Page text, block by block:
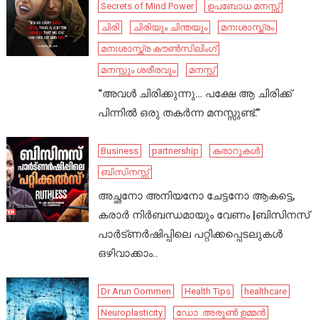
Secrets of Mind Power
ഉപബോധ മനസ്സ്
ചിരി
ചിരിയും ചിന്തയും
മനഃശാസ്ത്രം
മനഃശാസ്ത്ര കൗൺസിലിംഗ്
മനസ്സും ശരീരവും
മനസ്സ്
“അവൾ ചിരിക്കുന്നു… പക്ഷേ ആ ചിരിക്ക്
പിന്നിൽ ഒരു തകർന്ന മനസ്സുണ്ട്.”
Business partnership
കരാറുകൾ
ബിസിനസ്സ്
അച്ഛനോ അനിയനോ ചേട്ടനോ ആകട്ടെ,
കരാർ നിർബന്ധമായും വേണം |ബിസിനസ്
പാർട്ണർഷിപ്പിലെ പറ്റിക്കപ്പെടലുകൾ
ഒഴിവാക്കാം..
Dr Arun Oommen Health Tips
healthcare
Neuroplasticity
ഡോ .അരുൺ ഉമ്മൻ